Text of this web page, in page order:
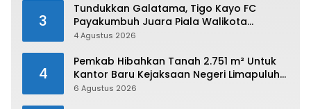
3
Tundukkan Galatama, Tigo Kayo FC
Payakumbuh Juara Piala Walikota
Payakumbuh 2026
4 Agustus 2026
4
Pemkab Hibahkan Tanah 2.751 m² Untuk
Kantor Baru Kejaksaan Negeri Limapuluh
Kota
6 Agustus 2026